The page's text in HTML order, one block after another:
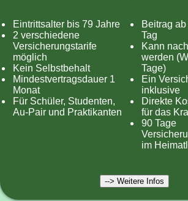
Eintrittsalter bis 79 Jahre
2 verschiedene
Versicherungstarife
möglich
Kein Selbstbehalt
Mindestvertragsdauer 1
Monat
Für Schüler, Studenten,
Au-Pair und Praktikanten
Beitrag
Tag
Kann
werden
Tage)
Ein
inklusive
Direkte
für das
90 Tage
im
--> Weitere Infos